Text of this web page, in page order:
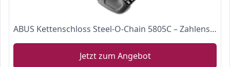
ABUS Kettenschloss Steel-O-Chain 5805C – Zahlenschloss aus 5 mm starken Stahlkette – ABUS-Sicherheitslevel 4 – 75 cm – Schwarz
Jetzt zum Angebot